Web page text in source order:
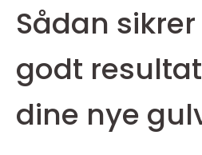
Sådan
godt
dine nye